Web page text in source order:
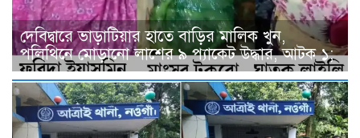
দেবিদ্বারে ভাড়াটিয়ার হাতে বাড়ির মালিক খুন,
পলিথিনে মোড়ানো লাশের ৯ প্যাকেট উদ্ধার, আটক ১;